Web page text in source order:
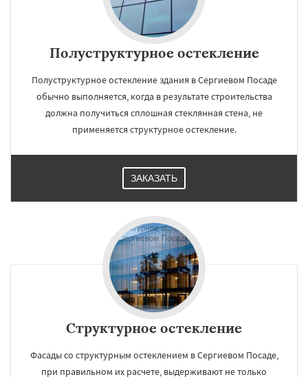
Полуструктурное остекление
Полуструктурное остекление здания в Сергиевом Посаде
обычно выполняется, когда в результате строительства
должна получиться сплошная стеклянная стена, не
применяется структурное остекление.
ЗАКАЗАТЬ
Структурное остекление
Фасады со структурным остеклением в Сергиевом Посаде,
при правильном их расчете, выдерживают не только